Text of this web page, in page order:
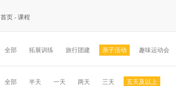
首页 - 课程
全部 拓展训练 旅行团建 亲子活动 趣味运动会
全部 半天 一天 两天 三天 五天及以上